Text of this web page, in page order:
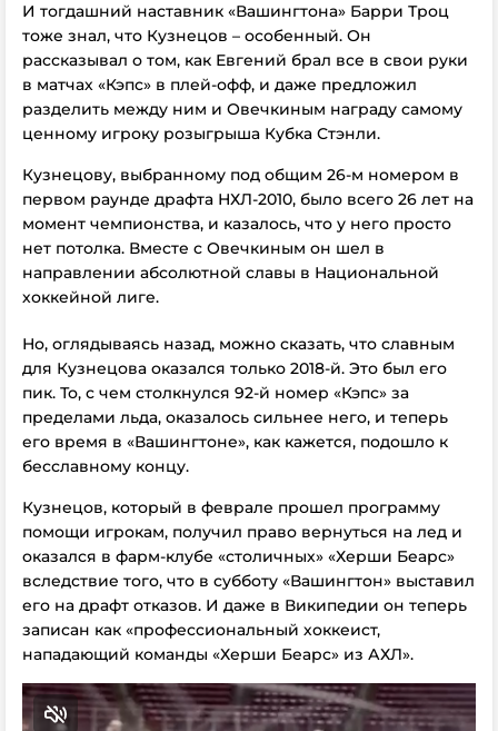
И тогдашний наставник «Вашингтона» Барри Троц
тоже знал, что Кузнецов – особенный. Он
рассказывал о том, как Евгений брал все в свои руки
в матчах «Кэпс» в плей-офф, и даже предложил
разделить между ним и Овечкиным награду самому
ценному игроку розыгрыша Кубка Стэнли.
Кузнецову, выбранному под общим 26-м номером в
первом раунде драфта НХЛ-2010, было всего 26 лет на
момент чемпионства, и казалось, что у него просто
нет потолка. Вместе с Овечкиным он шел в
направлении абсолютной славы в Национальной
хоккейной лиге.
Но, оглядываясь назад, можно сказать, что славным
для Кузнецова оказался только 2018-й. Это был его
пик. То, с чем столкнулся 92-й номер «Кэпс» за
пределами льда, оказалось сильнее него, и теперь
его время в «Вашингтоне», как кажется, подошло к
бесславному концу.
Кузнецов, который в феврале прошел программу
помощи игрокам, получил право вернуться на лед и
оказался в фарм-клубе «столичных» «Херши Беарс»
вследствие того, что в субботу «Вашингтон» выставил
его на драфт отказов. И даже в Википедии он теперь
записан как «профессиональный хоккеист,
нападающий команды «Херши Беарс» из АХЛ».